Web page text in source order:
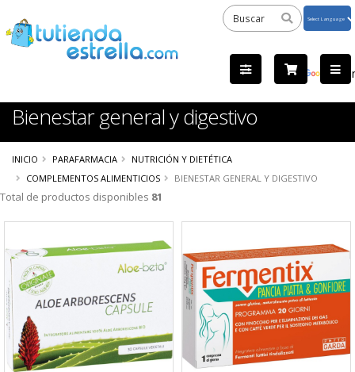
by
Bienestar general y digestivo
INICIO PARAFARMACIA
NUTRICIÓN Y DIETÉTICA
COMPLEMENTOS ALIMENTICIOS
BIENESTAR GENERAL Y DIGESTIVO
Total de productos disponibles 81